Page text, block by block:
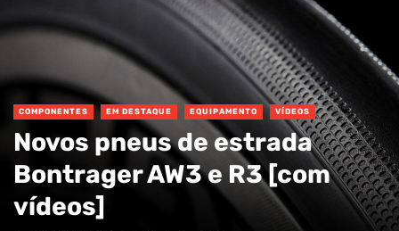
COMPONENTES EM DESTAQUE EQUIPAMENTO VÍDEOS
Novos pneus de estrada
Bontrager AW3 e R3 [com
vídeos]